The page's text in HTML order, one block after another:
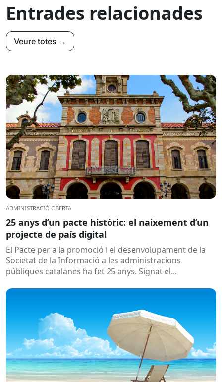
Entrades relacionades
Veure totes →
ADMINISTRACIÓ OBERTA
25 anys d’un pacte històric: el naixement d’un
projecte de país digital
El Pacte per a la promoció i el desenvolupament de la
Societat de la Informació a les administracions
públiques catalanes ha fet 25 anys. Signat el...